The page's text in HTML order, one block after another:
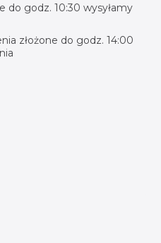
do godz. 10:30 wysyłamy
złożone do godz. 14:00